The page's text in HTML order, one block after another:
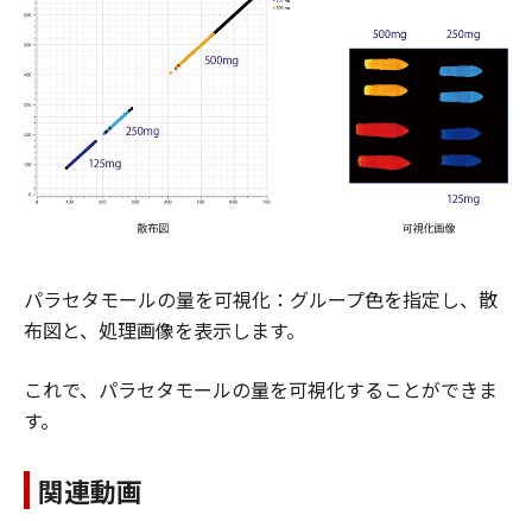
パラセタモールの量を可視化：グループ色を指定し、散
布図と、処理画像を表示します。
これで、パラセタモールの量を可視化することができま
す。
関連動画